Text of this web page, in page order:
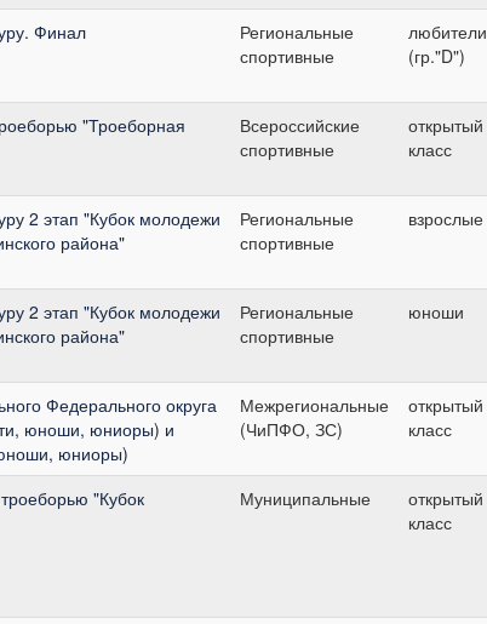
Финал
Региональные
спортивные
любители
(гр."D")
"Троеборная
Всероссийские
спортивные
открытый
класс
2 этап "Кубок молодежи
района"
Региональные
спортивные
взрослые
2 этап "Кубок молодежи
района"
Региональные
спортивные
юноши
Федерального округа
юноши, юниоры) и
юниоры)
Межрегиональные
(ЧиПФО, ЗС)
открытый
класс
"Кубок
Муниципальные
открытый
класс